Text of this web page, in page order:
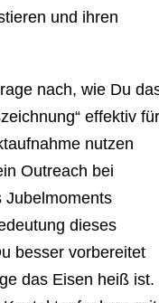
und ihren
nach, wie Du
effektiv für
nutzen
Outreach bei
Jubelmoments
dieses
besser vorbereitet
das Eisen heiß ist.